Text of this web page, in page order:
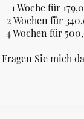
1 Woche für
2 Wochen für
4 Wochen für
Fragen Sie mich